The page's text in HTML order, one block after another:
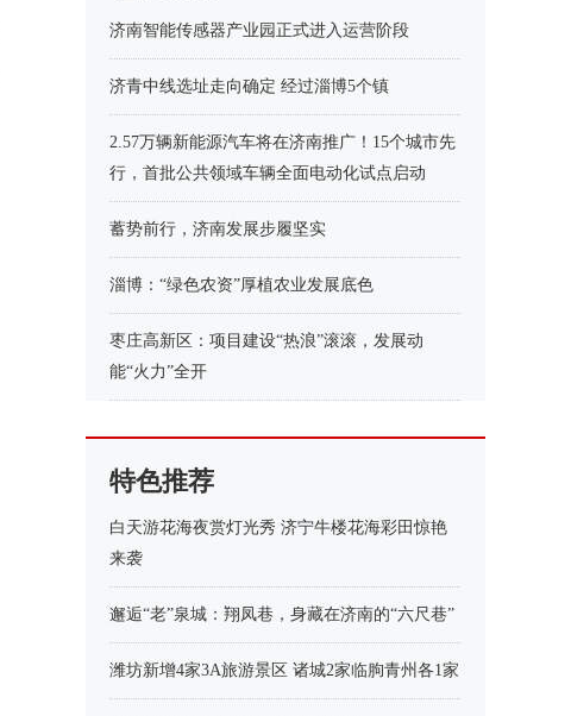
济南智能传感器产业园正式进入运营阶段
济青中线选址走向确定 经过淄博5个镇
2.57万辆新能源汽车将在济南推广！15个城市先
行，首批公共领域车辆全面电动化试点启动
蓄势前行，济南发展步履坚实
淄博：“绿色农资”厚植农业发展底色
枣庄高新区：项目建设“热浪”滚滚，发展动
能“火力”全开
特色推荐
白天游花海夜赏灯光秀 济宁牛楼花海彩田惊艳
来袭
邂逅“老”泉城：翔凤巷，身藏在济南的“六尺巷”
潍坊新增4家3A旅游景区 诸城2家临朐青州各1家